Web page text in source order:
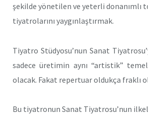
şekilde yönetilen ve yeterli donanımlı
tiyatrolarını yaygınlaştırmak.
Tiyatro Stüdyosu’nun Sanat
sa­dece üretimin aynı “artistik”
olacak. Fakat repertuar oldukça fraklı
Bu tiyatronun Sanat Tiyatrosu’nun